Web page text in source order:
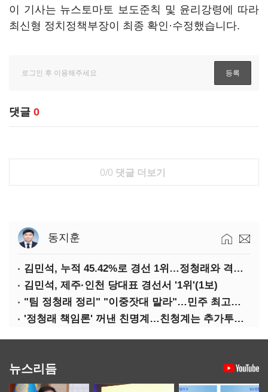
이 기사는 뉴스토마토 보도준칙 및 윤리강령에 따라
최신형 정치정책부장이 최종 확인·수정했습니다.
댓글 0
0/0 댓글 더보기
동지훈
김민석, 누적 45.42%로 경선 1위…정청래와 격차 0.86%p(2보)
김민석, 제주·인천 당대표 경선서 '1위'(1보)
"팀 정청래 정리" "이중잣대 말라"…민주 최고위원 계파 다툼 격화
'정청래 책임론' 꺼낸 친명계…친청계는 추가투표 때리기
뉴스리듬